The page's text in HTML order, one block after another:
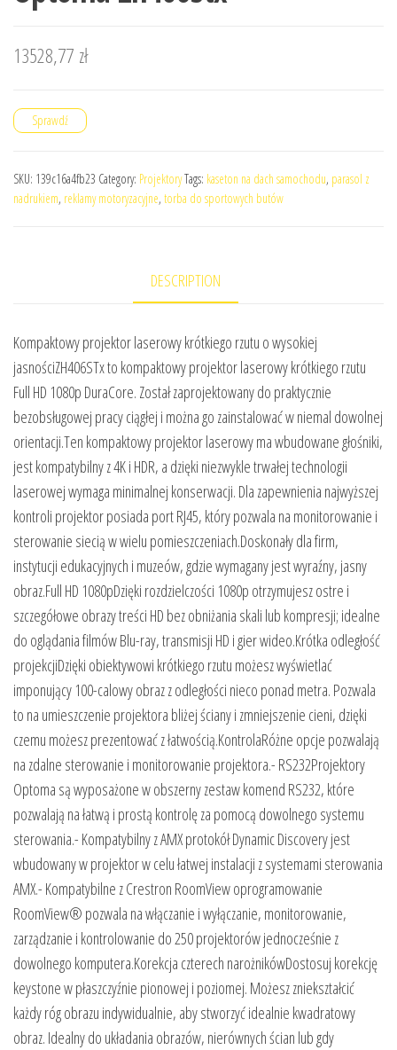
13528,77 zł
Sprawdź
SKU: 139c16a4fb23 Category: ProjektoryTags: kaseton na dach samochodu, parasol z
nadrukiem, reklamy motoryzacyjne, torba do sportowych butów
DESCRIPTION
Kompaktowy projektor laserowy krótkiego rzutu o wysokiej
jasnościZH406STx to kompaktowy projektor laserowy krótkiego rzutu
Full HD 1080p DuraCore. Został zaprojektowany do praktycznie
bezobsługowej pracy ciągłej i można go zainstalować w niemal dowolnej
orientacji.Ten kompaktowy projektor laserowy ma wbudowane głośniki,
jest kompatybilny z 4K i HDR, a dzięki niezwykle trwałej technologii
laserowej wymaga minimalnej konserwacji. Dla zapewnienia najwyższej
kontroli projektor posiada port RJ45, który pozwala na monitorowanie i
sterowanie siecią w wielu pomieszczeniach.Doskonały dla firm,
instytucji edukacyjnych i muzeów, gdzie wymagany jest wyraźny, jasny
obraz.Full HD 1080pDzięki rozdzielczości 1080p otrzymujesz ostre i
szczegółowe obrazy treści HD bez obniżania skali lub kompresji; idealne
do oglądania filmów Blu-ray, transmisji HD i gier wideo.Krótka odległość
projekcjiDzięki obiektywowi krótkiego rzutu możesz wyświetlać
imponujący 100-calowy obraz z odległości nieco ponad metra. Pozwala
to na umieszczenie projektora bliżej ściany i zmniejszenie cieni, dzięki
czemu możesz prezentować z łatwością.KontrolaRóżne opcje pozwalają
na zdalne sterowanie i monitorowanie projektora.- RS232Projektory
Optoma są wyposażone w obszerny zestaw komend RS232, które
pozwalają na łatwą i prostą kontrolę za pomocą dowolnego systemu
sterowania.- Kompatybilny z AMX protokół Dynamic Discovery jest
wbudowany w projektor w celu łatwej instalacji z systemami sterowania
AMX.- Kompatybilne z Crestron RoomView oprogramowanie
RoomView® pozwala na włączanie i wyłączanie, monitorowanie,
zarządzanie i kontrolowanie do 250 projektorów jednocześnie z
dowolnego komputera.Korekcja czterech narożnikówDostosuj korekcję
keystone w płaszczyźnie pionowej i poziomej. Możesz zniekształcić
każdy róg obrazu indywidualnie, aby stworzyć idealnie kwadratowy
obraz. Idealny do układania obrazów, nierównych ścian lub gdy